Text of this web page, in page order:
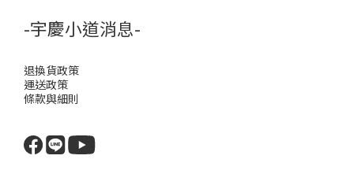
-宇慶小道消息-
退換貨政策
運送政策
條款與細則